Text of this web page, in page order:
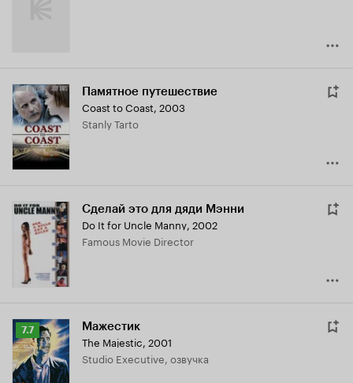
Памятное путешествие
Coast to Coast, 2003
Stanly Tarto
Сделай это для дяди Мэнни
Do It for Uncle Manny, 2002
Famous Movie Director
Рейтинг
Кинопоиска
7.7
7.7 Мажестик
The Majestic, 2001
Studio Executive, озвучка